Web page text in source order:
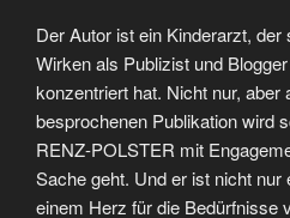
Der Autor ist ein Kinderarzt,
Wirken als Publizist und
konzentriert hat. Nicht nur, aber
besprochenen Publikation wird
RENZ-POLSTER mit
Sache geht. Und er ist nicht
einem Herz für die Bedürfnisse